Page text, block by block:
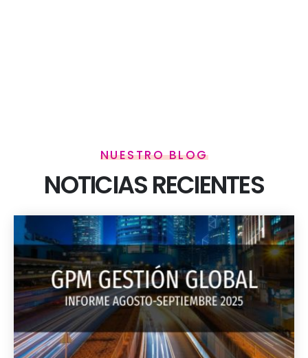
NUESTRO BLOG
NOTICIAS RECIENTES